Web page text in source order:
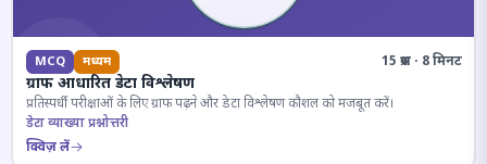
MCQ मध्यम 15 प्रश्न · 8 मिनट
ग्राफ आधारित डेटा विश्लेषण
प्रतिस्पर्धी परीक्षाओं के लिए ग्राफ पढ़ने और डेटा विश्लेषण कौशल को मजबूत करें।
डेटा व्याख्या प्रश्नोत्तरी
क्विज़ लें